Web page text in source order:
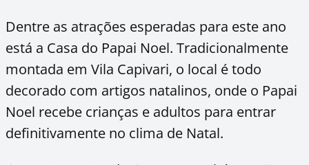
Dentre as atrações esperadas para este ano
está a Casa do Papai Noel. Tradicionalmente
montada em Vila Capivari, o local é todo
decorado com artigos natalinos, onde o Papai
Noel recebe crianças e adultos para entrar
definitivamente no clima de Natal.